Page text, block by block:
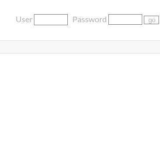
User Password